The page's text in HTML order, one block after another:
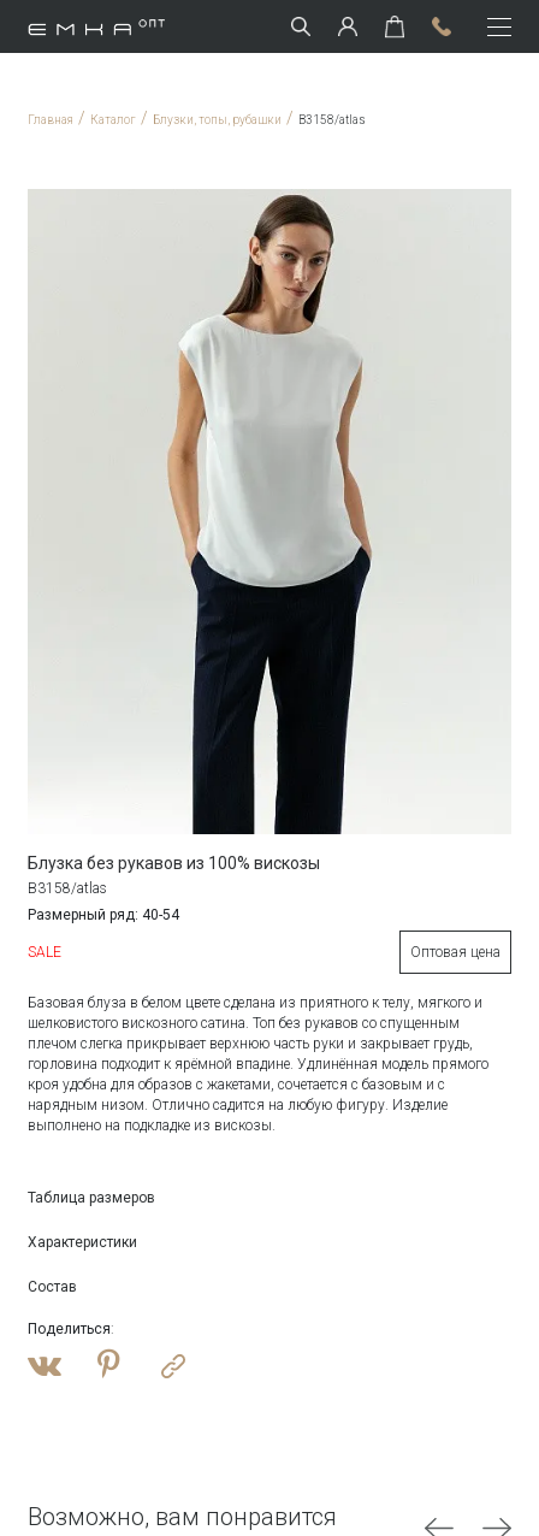
Главная / Каталог / Блузки, топы, рубашки / B3158/atlas
Блузка без рукавов из 100% вискозы
B3158/atlas
Размерный ряд: 40-54
SALE Оптовая цена
Базовая блуза в белом цвете сделана из приятного к телу, мягкого и
шелковистого вискозного сатина. Топ без рукавов со спущенным
плечом слегка прикрывает верхнюю часть руки и закрывает грудь,
горловина подходит к ярёмной впадине. Удлинённая модель прямого
кроя удобна для образов с жакетами, сочетается с базовым и с
нарядным низом. Отлично садится на любую фигуру. Изделие
выполнено на подкладке из вискозы.
Таблица размеров
Характеристики
Состав
Поделиться:
Возможно, вам понравится